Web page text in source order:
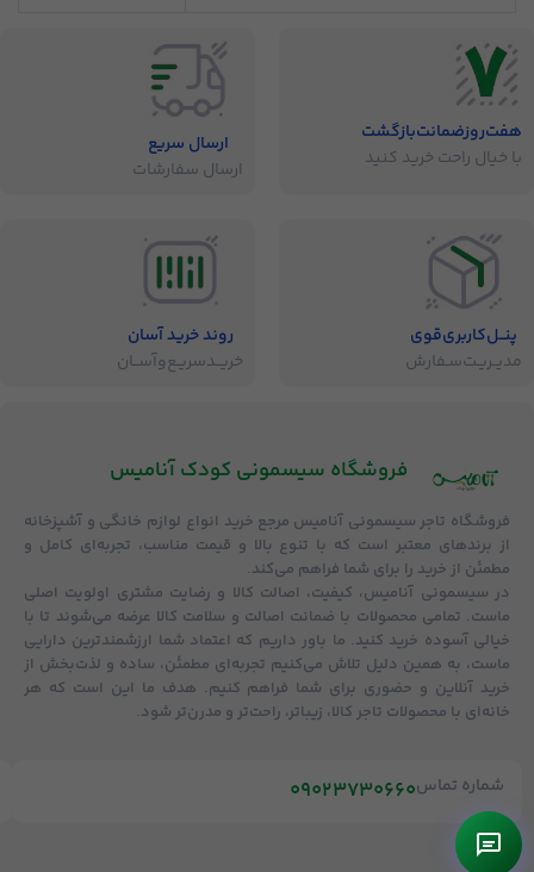
هفت‌روز‌ضمانت‌بازگشت
با خیال راحت خرید کنید
ارسال سریع
ارسال سفارشات
پنــل‌کاربری‌قوی
مدیــریـت‌سـفارش
روند خرید آسان
خریــد‌سریـع‌و‌آســان
فروشگاه‌ سیسمونی کودک آنامیس
فروشگاه تاجر سیسمونی آنامیس مرجع خرید انواع لوازم خانگی و آشپزخانه
از برندهای معتبر است که با تنوع بالا و قیمت مناسب، تجربه‌ای کامل و
مطمئن از خرید را برای شما فراهم می‌کند.
در سیسمونی آنامیس، کیفیت، اصالت کالا و رضایت مشتری اولویت اصلی
ماست. تمامی محصولات با ضمانت اصالت و سلامت کالا عرضه می‌شوند تا با
خیالی آسوده خرید کنید. ما باور داریم که اعتماد شما ارزشمندترین دارایی
ماست، به همین دلیل تلاش می‌کنیم تجربه‌ای مطمئن، ساده و لذت‌بخش از
خرید آنلاین و حضوری برای شما فراهم کنیم. هدف ما این است که هر
خانه‌ای با محصولات تاجر کالا، زیباتر، راحت‌تر و مدرن‌تر شود.
شماره تماس09023730660